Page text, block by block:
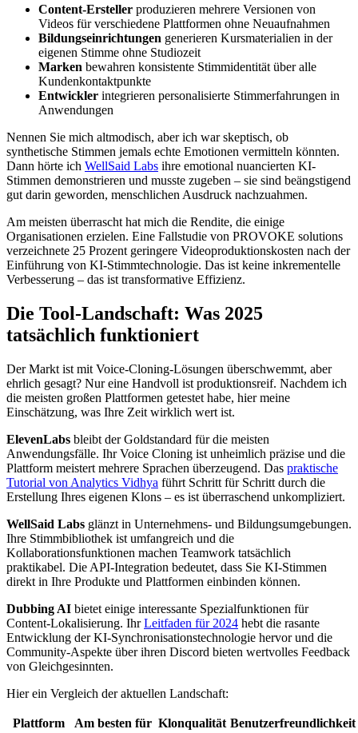
Content-Ersteller produzieren mehrere Versionen von
Videos für verschiedene Plattformen ohne Neuaufnahmen
Bildungseinrichtungen generieren Kursmaterialien in der
eigenen Stimme ohne Studiozeit
Marken bewahren konsistente Stimmidentität über alle
Kundenkontaktpunkte
Entwickler integrieren personalisierte Stimmerfahrungen in
Anwendungen
Nennen Sie mich altmodisch, aber ich war skeptisch, ob
synthetische Stimmen jemals echte Emotionen vermitteln könnten.
Dann hörte ich WellSaid Labs ihre emotional nuancierten KI-
Stimmen demonstrieren und musste zugeben – sie sind beängstigend
gut darin geworden, menschlichen Ausdruck nachzuahmen.
Am meisten überrascht hat mich die Rendite, die einige
Organisationen erzielen. Eine Fallstudie von PROVOKE solutions
verzeichnete 25 Prozent geringere Videoproduktionskosten nach der
Einführung von KI-Stimmtechnologie. Das ist keine inkrementelle
Verbesserung – das ist transformative Effizienz.
Die Tool-Landschaft: Was 2025
tatsächlich funktioniert
Der Markt ist mit Voice-Cloning-Lösungen überschwemmt, aber
ehrlich gesagt? Nur eine Handvoll ist produktionsreif. Nachdem ich
die meisten großen Plattformen getestet habe, hier meine
Einschätzung, was Ihre Zeit wirklich wert ist.
ElevenLabs bleibt der Goldstandard für die meisten
Anwendungsfälle. Ihr Voice Cloning ist unheimlich präzise und die
Plattform meistert mehrere Sprachen überzeugend. Das praktische
Tutorial von Analytics Vidhya führt Schritt für Schritt durch die
Erstellung Ihres eigenen Klons – es ist überraschend unkompliziert.
WellSaid Labs glänzt in Unternehmens- und Bildungsumgebungen.
Ihre Stimmbibliothek ist umfangreich und die
Kollaborationsfunktionen machen Teamwork tatsächlich
praktikabel. Die API-Integration bedeutet, dass Sie KI-Stimmen
direkt in Ihre Produkte und Plattformen einbinden können.
Dubbing AI bietet einige interessante Spezialfunktionen für
Content-Lokalisierung. IhrLeitfaden für 2024 hebt die rasante
Entwicklung der KI-Synchronisationstechnologie hervor und die
Community-Aspekte über ihren Discord bieten wertvolles Feedback
von Gleichgesinnten.
Hier ein Vergleich der aktuellen Landschaft:
Plattform Am besten für Klonqualität Benutzerfreundlichkeit